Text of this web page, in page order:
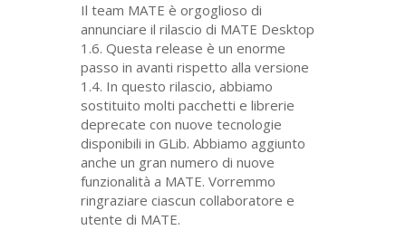
Il team MATE è orgoglioso di
annunciare il rilascio di MATE Desktop
1.6. Questa release è un enorme
passo in avanti rispetto alla versione
1.4. In questo rilascio, abbiamo
sostituito molti pacchetti e librerie
deprecate con nuove tecnologie
disponibili in GLib. Abbiamo aggiunto
anche un gran numero di nuove
funzionalità a MATE. Vorremmo
ringraziare ciascun collaboratore e
utente di MATE.